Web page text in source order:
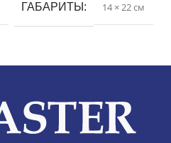
ГАБАРИТЫ 14 × 22 см